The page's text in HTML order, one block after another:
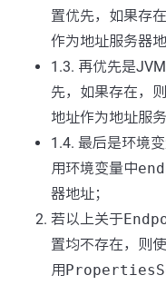
置优先，如果存
作为地址服务器地
1.3. 再优先是
先，如果存在，
地址作为地址服务
1.4. 最后是环境
用环境变量中
器地址；
若以上关于
置均不存在，则使
用